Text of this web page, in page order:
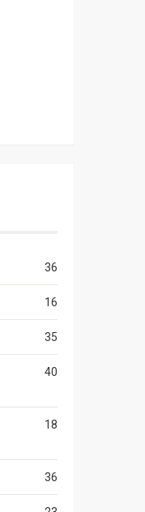
36
16
35
40
18
36